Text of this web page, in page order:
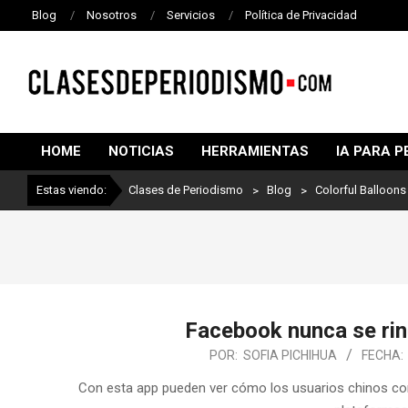
Blog Nosotros Servicios Política de Privacidad
DE
PERIODISMO
HOME NOTICIAS HERRAMIENTAS IA PARA
Estas viendo: Clases de Periodismo > Blog > Colorful Balloons
Facebook nunca se
POR: SOFIA PICHIHUA FECHA:
Con esta app pueden ver cómo los usuarios chinos